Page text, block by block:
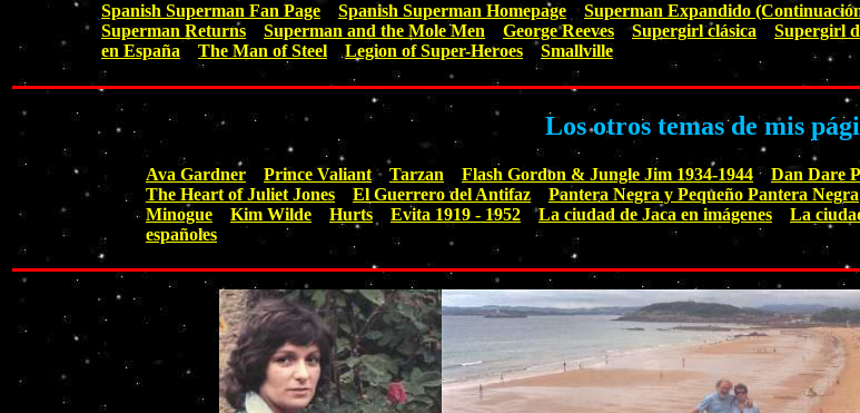
Spanish Superman Fan Page Spanish Superman Homepage Superman Expandido
Superman Returns
Superman and the Mole Men George Reeves Supergirl clásica Supergirl
en España
The Man of Steel Legion of Super-Heroes Smallville
Los otros temas de mis
Ava Gardner Prince Valiant Tarzan Flash Gordon & Jungle Jim 1934-1944 Dan Dare
The Heart of Juliet Jones
El Guerrero del Antifaz Pantera Negra y Pequeño Pantera Negra
Minogue
Kim Wilde Hurts Evita 1919 - 1952 La ciudad de Jaca en imágenes La
españoles